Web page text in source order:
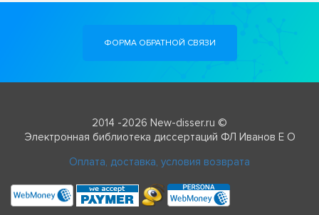
ФОРМА ОБРАТНОЙ СВЯЗИ
2014 -2026 New-disser.ru ©
Электронная библиотека диссертаций ФЛ Иванов Е О
Оплата, доставка, условия возврата